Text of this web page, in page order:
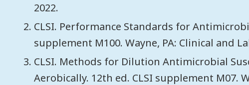
2022.
CLSI. Performance Standards for
supplement M100. Wayne, PA: Clinical and
CLSI. Methods for Dilution Antimicrobial
Aerobically. 12th ed. CLSI supplement M07.